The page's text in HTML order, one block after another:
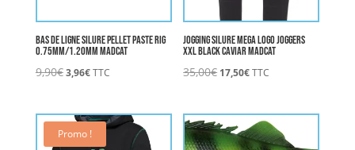
Bas de Ligne Silure Pellet Paste Rig
0.75mm/1.20mm MADCAT
9,90€ Le
était :
9,90€.
3,96€Le
est :
3,96€.
TTC
Jogging Silure MEGA LOGO JOGGERS
XXL BLACK CAVIAR MADCAT
35,00€ Le
était :
35,00€.
17,50€Le
est :
17,50€.
TTC
Promo !